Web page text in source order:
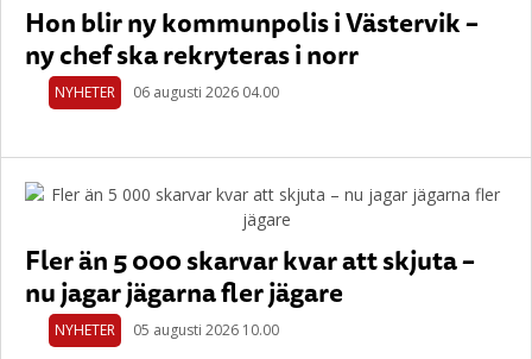
Hon blir ny kommunpolis i Västervik –
ny chef ska rekryteras i norr
NYHETER 06 augusti 2026 04.00
Fler än 5 000 skarvar kvar att skjuta –
nu jagar jägarna fler jägare
NYHETER 05 augusti 2026 10.00